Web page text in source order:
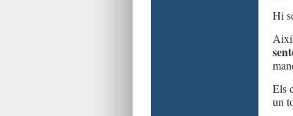
Hi
Així
Els
un